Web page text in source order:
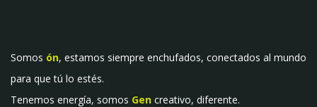
Somos ón, estamos siempre enchufados, conectados al mundo
para que tú lo estés.
Tenemos energía, somos Gen creativo, diferente.